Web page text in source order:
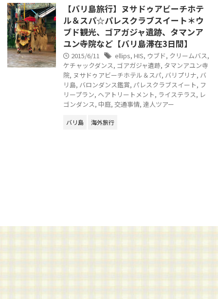
【バリ島旅行】ヌサドゥアビーチホテ
ル＆スパ☆パレスクラブスイート＊ウ
ブド観光、ゴアガジャ遺跡、タマンア
ユン寺院など【バリ島滞在3日間】
2015/6/11 ellips, HIS, ウブド, クリームバス,
ケチャックダンス, ゴアガジャ遺跡, タマンアユン寺
院, ヌサドゥアビーチホテル＆スパ, バリプリナ, バ
リ島, バロンダンス鑑賞, パレスクラブスイート, フ
リープラン, ヘアトリートメント, ライステラス, レ
ゴンダンス, 中庭, 交通事情, 達人ツアー
バリ島 海外旅行